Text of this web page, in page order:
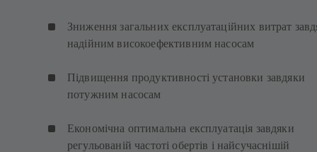
Зниження загальних експлуатаційних витрат
надійним високоефективним насосам
Підвищення продуктивності установки завдяки
потужним насосам
Економічна оптимальна експлуатація завдяки
регульованій частоті обертів і найсучаснішій